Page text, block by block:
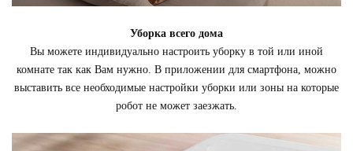
Уборка всего дома
Вы можете индивидуально настроить уборку в той или иной
комнате так как Вам нужно. В приложении для смартфона, можно
выставить все необходимые настройки уборки или зоны на которые
робот не может заезжать.